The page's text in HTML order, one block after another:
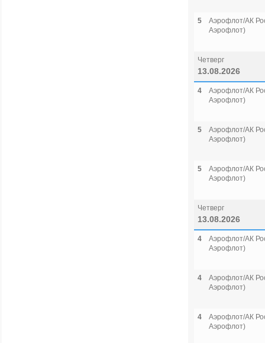
5
Аэрофлот/АК
Аэрофлот)
Четверг
13.08.2026
4
Аэрофлот/АК
Аэрофлот)
5
Аэрофлот/АК
Аэрофлот)
5
Аэрофлот/АК
Аэрофлот)
Четверг
13.08.2026
4
Аэрофлот/АК
Аэрофлот)
4
Аэрофлот/АК
Аэрофлот)
4
Аэрофлот/АК
Аэрофлот)